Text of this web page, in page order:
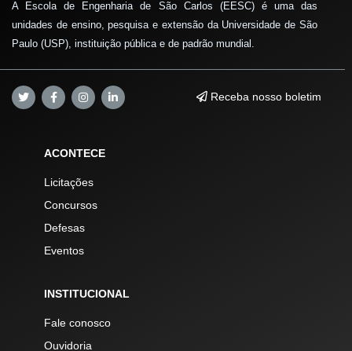
A Escola de Engenharia de São Carlos (EESC) é uma das
unidades de ensino, pesquisa e extensão da Universidade de São
Paulo (USP), instituição pública e de padrão mundial.
Receba nosso boletim
ACONTECE
Licitações
Concursos
Defesas
Eventos
INSTITUCIONAL
Fale conosco
Ouvidoria